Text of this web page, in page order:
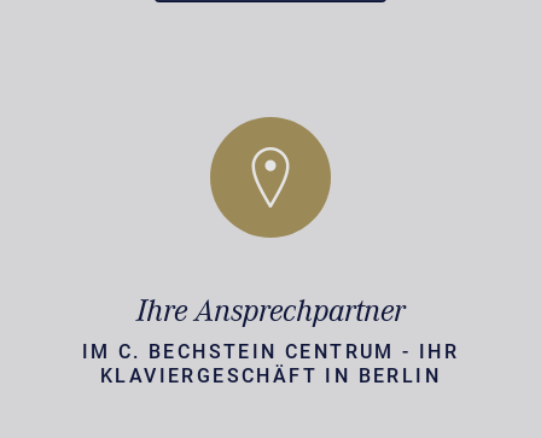
Ihre Ansprechpartner
IM C. BECHSTEIN CENTRUM - IHR
KLAVIERGESCHÄFT IN BERLIN